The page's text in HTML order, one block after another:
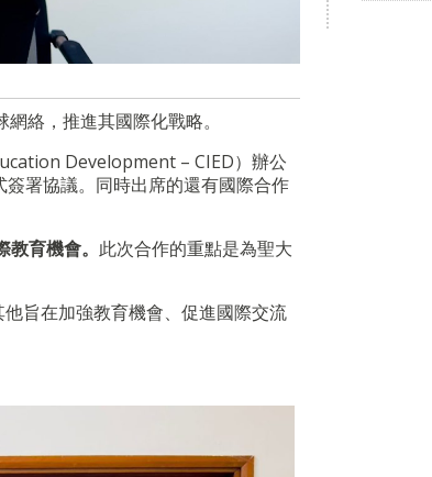
、文化交流和學術合作。
絡，推進其國際化戰略。
Development – CIED）辦公
署協議。同時出席的還有國際合作
育機會。 此次合作的重點是為聖大
旨在加強教育機會、促進國際交流